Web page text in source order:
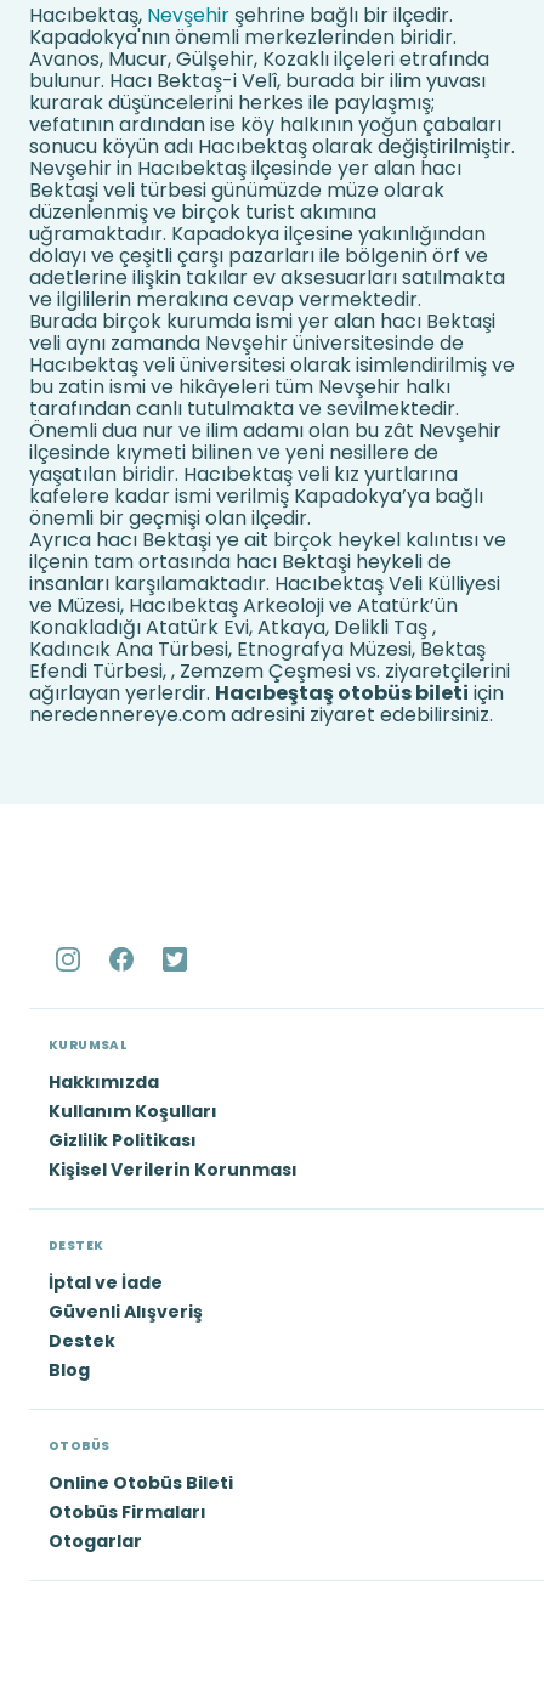
Hacıbektaş, Nevşehir şehrine bağlı bir ilçedir.
Kapadokya'nın önemli merkezlerinden biridir.
Avanos, Mucur, Gülşehir, Kozaklı ilçeleri etrafında
bulunur. Hacı Bektaş-i Velî, burada bir ilim yuvası
kurarak düşüncelerini herkes ile paylaşmış;
vefatının ardından ise köy halkının yoğun çabaları
sonucu köyün adı Hacıbektaş olarak değiştirilmiştir.
Nevşehir in Hacıbektaş ilçesinde yer alan hacı
Bektaşi veli türbesi günümüzde müze olarak
düzenlenmiş ve birçok turist akımına
uğramaktadır. Kapadokya ilçesine yakınlığından
dolayı ve çeşitli çarşı pazarları ile bölgenin örf ve
adetlerine ilişkin takılar ev aksesuarları satılmakta
ve ilgililerin merakına cevap vermektedir.
Burada birçok kurumda ismi yer alan hacı Bektaşi
veli aynı zamanda Nevşehir üniversitesinde de
Hacıbektaş veli üniversitesi olarak isimlendirilmiş ve
bu zatin ismi ve hikâyeleri tüm Nevşehir halkı
tarafından canlı tutulmakta ve sevilmektedir.
Önemli dua nur ve ilim adamı olan bu zât Nevşehir
ilçesinde kıymeti bilinen ve yeni nesillere de
yaşatılan biridir. Hacıbektaş veli kız yurtlarına
kafelere kadar ismi verilmiş Kapadokya’ya bağlı
önemli bir geçmişi olan ilçedir.
Ayrıca hacı Bektaşi ye ait birçok heykel kalıntısı ve
ilçenin tam ortasında hacı Bektaşi heykeli de
insanları karşılamaktadır. Hacıbektaş Veli Külliyesi
ve Müzesi, Hacıbektaş Arkeoloji ve Atatürk’ün
Konakladığı Atatürk Evi, Atkaya, Delikli Taş ,
Kadıncık Ana Türbesi, Etnografya Müzesi, Bektaş
Efendi Türbesi, , Zemzem Çeşmesi vs. ziyaretçilerini
ağırlayan yerlerdir. Hacıbeştaş otobüs bileti için
neredennereye.com adresini ziyaret edebilirsiniz.
KURUMSAL
Hakkımızda
Kullanım Koşulları
Gizlilik Politikası
Kişisel Verilerin Korunması
DESTEK
İptal ve İade
Güvenli Alışveriş
Destek
Blog
OTOBÜS
Online Otobüs Bileti
Otobüs Firmaları
Otogarlar